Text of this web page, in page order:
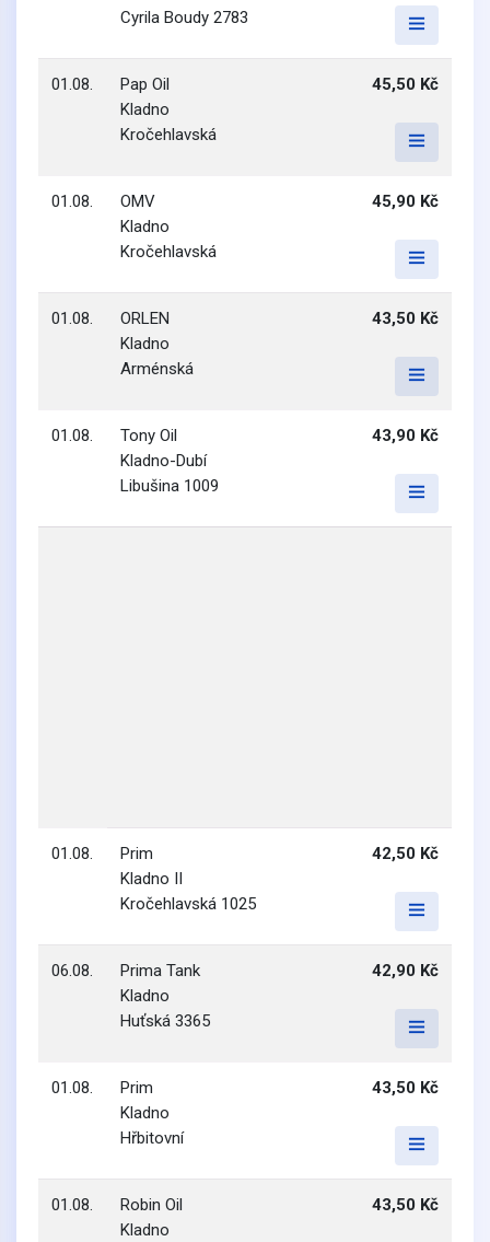
Cyrila Boudy 2783
01.08.
Pap Oil
Kladno
Kročehlavská
45,50 Kč
01.08.
OMV
Kladno
Kročehlavská
45,90 Kč
01.08.
ORLEN
Kladno
Arménská
43,50 Kč
01.08.
Tony Oil
Kladno-Dubí
Libušina 1009
43,90 Kč
01.08.
Prim
Kladno II
Kročehlavská 1025
42,50 Kč
06.08.
Prima Tank
Kladno
Huťská 3365
42,90 Kč
01.08.
Prim
Kladno
Hřbitovní
43,50 Kč
01.08.
Robin Oil
Kladno
43,50 Kč